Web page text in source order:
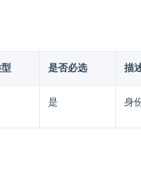
是否必选 描
是 身